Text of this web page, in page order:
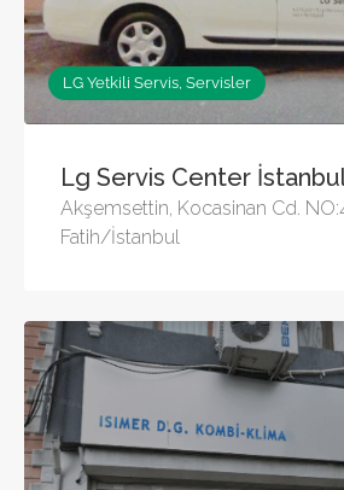
LG Yetkili Servis, Servisler
Lg Servis Center
Akşemsettin, Kocasinan Cd.
Fatih/İstanbul